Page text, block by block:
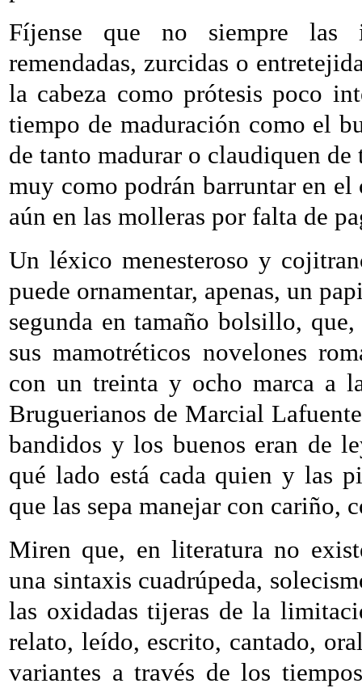
Fíjense que no siempre las
remendadas, zurcidas o
la cabeza como prótesis poco
tiempo de maduración como el
de tanto madurar o claudiquen de
muy como podrán barruntar en
aún en las molleras por falta de
Un léxico menesteroso y
puede ornamentar, apenas, un
segunda en tamaño bolsillo,
sus mamotréticos novelones
con un treinta y ocho marca a
Bruguerianos de Marcial
bandidos y los buenos eran de
qué lado está cada quien y las
que las sepa manejar con cariño,
Miren que, en literatura no
una sintaxis cuadrúpeda,
las oxidadas tijeras de la
relato, leído, escrito, cantado,
variantes a través de los